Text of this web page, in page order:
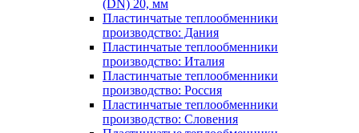
(DN) 20, мм
Пластинчатые теплообменники
производство: Дания
Пластинчатые теплообменники
производство: Италия
Пластинчатые теплообменники
производство: Россия
Пластинчатые теплообменники
производство: Словения